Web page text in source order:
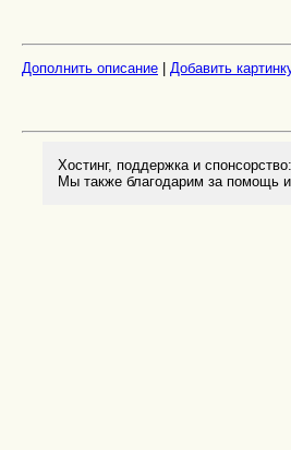
Дополнить описание Добавить
Хостинг, поддержка и спонсорство:
Мы также благодарим за помощь